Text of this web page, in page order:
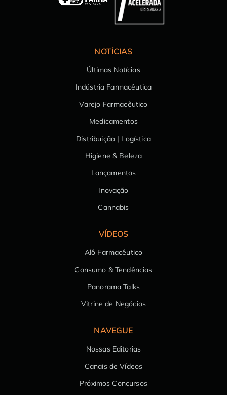
NOTÍCIAS
Últimas Notícias
Indústria Farmacêutica
Varejo Farmacêutico
Medicamentos
Distribuição | Logística
Higiene & Beleza
Lançamentos
Inovação
Cannabis
VÍDEOS
Alô Farmacêutico
Consumo & Tendências
Panorama Talks
Vitrine de Negócios
NAVEGUE
Nossas Editorias
Canais de Vídeos
Próximos Concursos